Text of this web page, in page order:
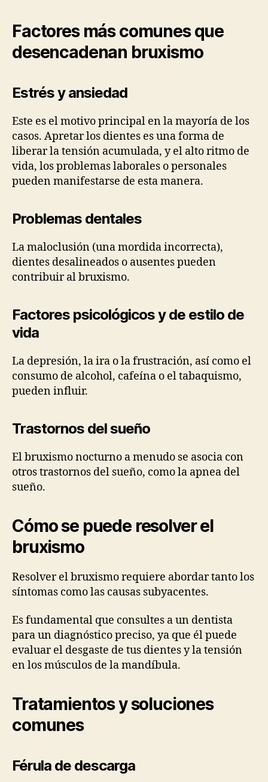
Factores más comunes que
desencadenan bruxismo
Estrés y ansiedad
Este es el motivo principal en la mayoría de los
casos. Apretar los dientes es una forma de
liberar la tensión acumulada, y el alto ritmo de
vida, los problemas laborales o personales
pueden manifestarse de esta manera.
Problemas dentales
La maloclusión (una mordida incorrecta),
dientes desalineados o ausentes pueden
contribuir al bruxismo.
Factores psicológicos y de estilo de
vida
La depresión, la ira o la frustración, así como el
consumo de alcohol, cafeína o el tabaquismo,
pueden influir.
Trastornos del sueño
El bruxismo nocturno a menudo se asocia con
otros trastornos del sueño, como la apnea del
sueño.
Cómo se puede resolver el
bruxismo
Resolver el bruxismo requiere abordar tanto los
síntomas como las causas subyacentes.
Es fundamental que consultes a un dentista
para un diagnóstico preciso, ya que él puede
evaluar el desgaste de tus dientes y la tensión
en los músculos de la mandíbula.
Tratamientos y soluciones
comunes
Férula de descarga